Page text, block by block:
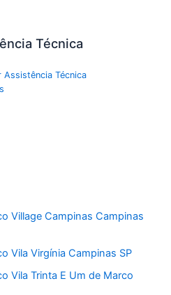
Técnica
Assistência Técnica
Village Campinas Campinas
Vila Virgínia Campinas SP
Vila Trinta E Um de Marco